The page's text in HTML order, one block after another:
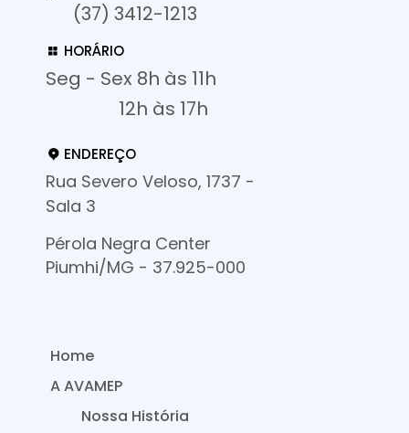
(37) 3412-1213
HORÁRIO
Seg - Sex 8h às 11h
12h às 17h
ENDEREÇO
Rua Severo Veloso, 1737 -
Sala 3
Pérola Negra Center
Piumhi/MG - 37.925-000
Home
A AVAMEP
Nossa História